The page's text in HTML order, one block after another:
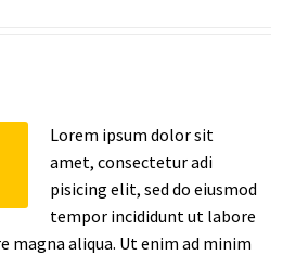
Lorem ipsum dolor sit
amet, consectetur adi
pisicing elit, sed do eiusmod
tempor incididunt ut labore
magna aliqua. Ut enim ad minim